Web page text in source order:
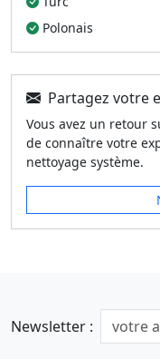
Polonais
Partagez votre
Vous avez un retour
de connaître votre
nettoyage système.
Newsletter :